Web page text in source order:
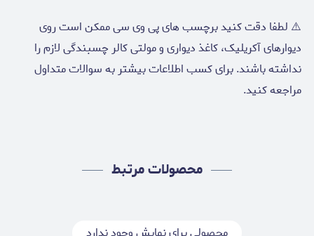
⚠️ لطفا دقت کنید برچسب های پی وی سی ممکن است روی
دیوارهای آکریلیک، کاغذ دیواری و مولتی کالر چسبندگی لازم را
نداشته باشند. برای کسب اطلاعات بیشتر به سوالات متداول
مراجعه کنید.
محصولات مرتبط